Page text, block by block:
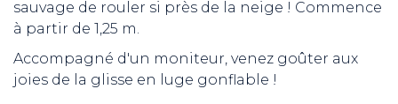
sauvage de rouler si près de la neige ! Commence
à partir de 1,25 m.
Accompagné d'un moniteur, venez goûter aux
joies de la glisse en luge gonflable !